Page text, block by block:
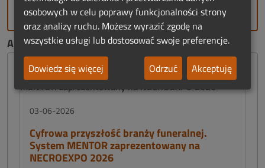
DODAJ FIRMĘ
AKTUALNOŚCI FUNERALNE:
03-06-2026
Cyfrowa przyszłość branży funeralnej.
System MENTOR zaprezentowany na
NECROEXPO 2026
osobowych w celu poprawy funkcjonalności strony
oraz analizy ruchu. Możesz wyrazić zgodę na
wszystkie usługi lub dostosować swoje preferencje.
Dowiedz się więcej
Odrzuć Akceptuję